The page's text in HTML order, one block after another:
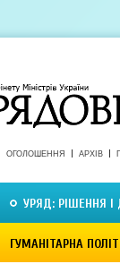
ОГОЛОШЕННЯ АРХІВ
УРЯД: РІШЕННЯ І
ГУМАНІТАРНА